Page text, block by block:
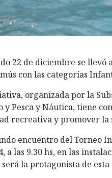
22 de diciembre se
con las categorías
organizada por la
y Pesca y Náutica, tiene
recreativa y promover la
encuentro del Torneo
a las 9.30 hs, en las
la protagonista de